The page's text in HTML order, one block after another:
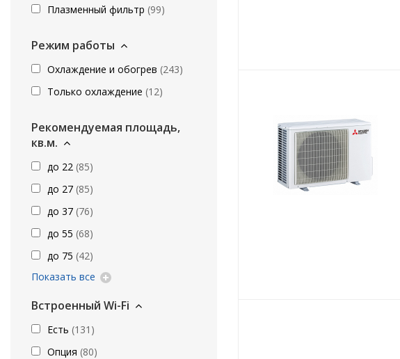
Плазменный фильтр (99)
Режим работы
Охлаждение и обогрев (243)
Только охлаждение (12)
Рекомендуемая площадь,
кв.м.
до 22 (85)
до 27 (85)
до 37 (76)
до 55 (68)
до 75 (42)
Показать все
Встроенный Wi-Fi
Есть (131 )
Опция (80)